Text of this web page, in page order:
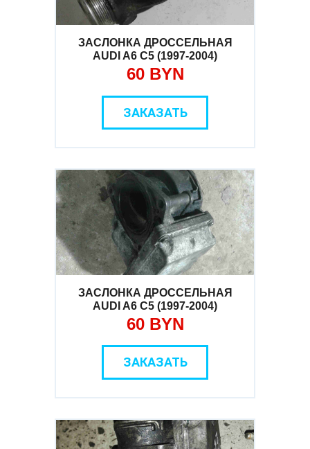
ЗАСЛОНКА ДРОССЕЛЬНАЯ
AUDI A6 C5 (1997-2004)
60 BYN
ЗАКАЗАТЬ
ЗАСЛОНКА ДРОССЕЛЬНАЯ
AUDI A6 C5 (1997-2004)
60 BYN
ЗАКАЗАТЬ